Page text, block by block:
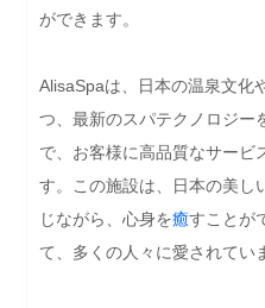
ができます。
AlisaSpaは、日本の温泉文化
つ、最新のスパテクノロジー
で、お客様に高品質なサービ
す。この施設は、日本の美し
じながら、心身を癒すことが
て、多くの人々に愛されてい